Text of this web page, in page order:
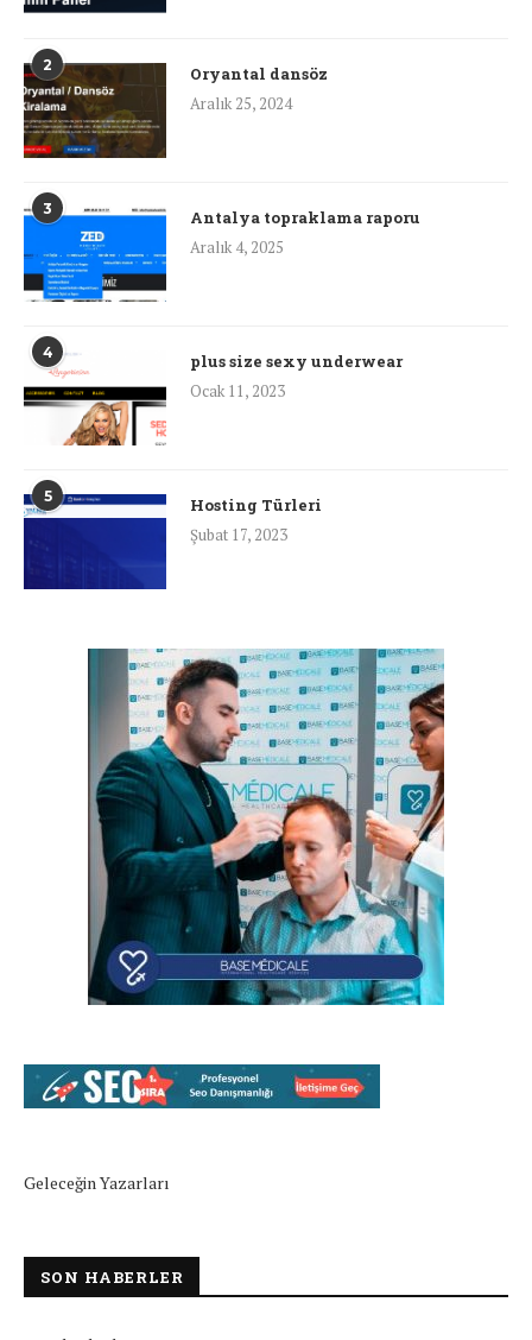
2
Oryantal dansöz
Aralık 25, 2024
3
Antalya topraklama raporu
Aralık 4, 2025
4
plus size sexy underwear
Ocak 11, 2023
5
Hosting Türleri
Şubat 17, 2023
Geleceğin Yazarları
SON HABERLER